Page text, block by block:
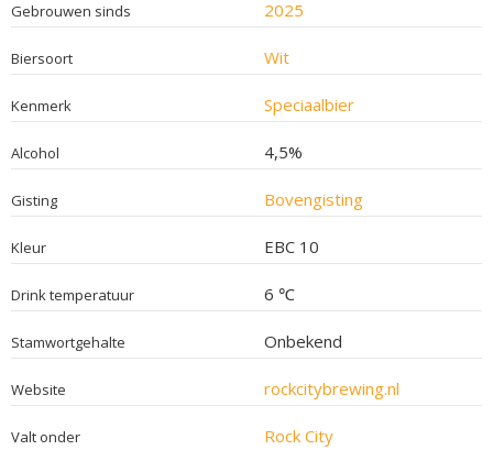
Gebrouwen sinds 2025
Biersoort Wit
Kenmerk Speciaalbier
Alcohol 4,5%
Gisting Bovengisting
Kleur EBC 10
Drink temperatuur 6 ℃
Stamwortgehalte Onbekend
Website rockcitybrewing.nl
Valt onder Rock City